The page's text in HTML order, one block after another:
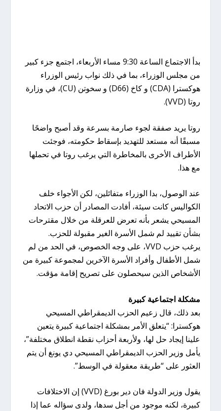
بدأ الاجتماع الساعة 9:30 مساء الأربعاء، اجتمع جزء كبير
من مجلس الوزراء، بما في ذلك نواب رئيس الوزراء
هوكسترا (CDA) و كاخ (D66) و سخوتن (CU)، في وزارة
روتا (VVD).
روتا يريد صفقة لجوء صارمة بسرعة وقد أصبح واضحًا
مسبقًا أنه مستعد للتهديد بإسقاط حكومته، فوجئت
الأطراف الأخرى بالمخاطرة التي يرغب روتا في تحملها
مع هذا.
عند الوصول، بدا الوزراء متفائلين، لكن الأجواء خلف
الكواليس كانت سيئة، أفادت المصادر أن حزب الاتحاد
المسيحي يشعر بأنه تعرض للعرقلة من خلال مقترحات
بشأن تقييد لم شمل الأسرة الغير مقبولة للحزب.
يرغب حزب VVD، على وجه الخصوص، في الحد من لم
شمل الأطفال وأفراد الأسرة الآخرين لمجموعة كبيرة من
الأشخاص الذين سيحصلون على تصريح إقامة مؤقت.
مشكلة اجتماعية كبيرة
بعد ذلك، قال زعيم الحزب الديمقراطي المسيحي
هوكسترا: “يتعلق الأمر بمشكلة اجتماعية كبيرة يتعين
علينا إيجاد حل لها، ولأربعة أحزاب نقطة انطلاق مختلفة”،
يأمل وزير الحزب الديمقراطي المسيحي دي يونغ أن يتم
العثور على “طريقة معقولة في الوسط”.
يقول وزير الدولة فان دير بورغ (VVD) إن الاختلافات
كبيرة، لكنه موجود من أجل سدها، ولدى سؤاله عما إذا